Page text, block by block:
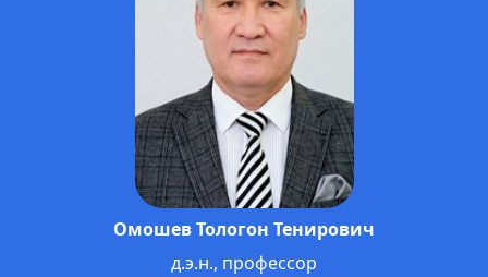
Омошев Тологон Тенирович
д.э.н., профессор